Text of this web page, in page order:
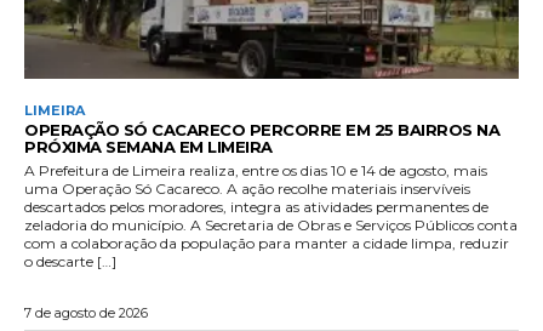
LIMEIRA
OPERAÇÃO SÓ CACARECO PERCORRE EM 25 BAIRROS NA
PRÓXIMA SEMANA EM LIMEIRA
A Prefeitura de Limeira realiza, entre os dias 10 e 14 de agosto, mais
uma Operação Só Cacareco. A ação recolhe materiais inservíveis
descartados pelos moradores, integra as atividades permanentes de
zeladoria do município. A Secretaria de Obras e Serviços Públicos conta
com a colaboração da população para manter a cidade limpa, reduzir
o descarte […]
7 de agosto de 2026